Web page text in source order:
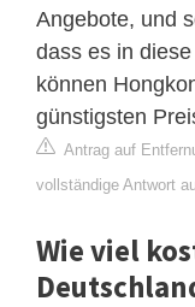
Angebote, und
dass es in
können
günstigsten
Antrag auf
vollständige Antwort
Wie viel